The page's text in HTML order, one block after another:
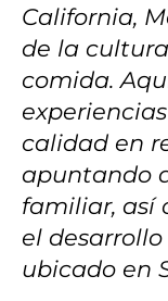
California,
de la
comida.
calidad en
apuntando
familiar, así
el
ubicado en